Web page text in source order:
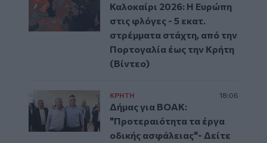
Καλοκαίρι 2026: Η Ευρώπη
στις φλόγες - 5 εκατ.
στρέμματα στάχτη, από την
Πορτογαλία έως την Κρήτη
(Βίντεο)
ΚΡΗΤΗ 18:06
Δήμας για ΒΟΑΚ:
"Προτεραιότητα τα έργα
οδικής ασφάλειας"- Δείτε